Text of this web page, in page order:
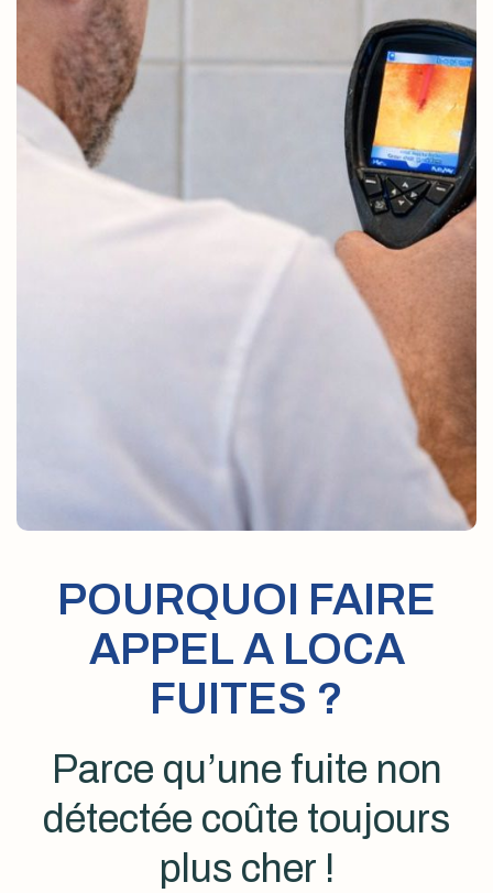
POURQUOI FAIRE
APPEL A LOCA
FUITES ?
Parce qu’une fuite non
détectée coûte toujours
plus cher !